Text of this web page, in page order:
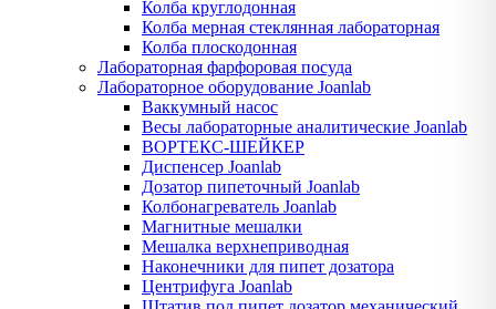
Колба круглодонная
Колба мерная стеклянная лабораторная
Колба плоскодонная
Лабораторная фарфоровая посуда
Лабораторное оборудование Joanlab
Ваккумный насос
Весы лабораторные аналитические Joanlab
ВОРТЕКС-ШЕЙКЕР
Диспенсер Joanlab
Дозатор пипеточный Joanlab
Колбонагреватель Joanlab
Магнитные мешалки
Мешалка верхнеприводная
Наконечники для пипет дозатора
Центрифуга Joanlab